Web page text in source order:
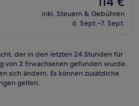
Preis
beträgt
inkl. Steuern & Gebühren
6. Sept.–7. Sept.
der in den letzten 24 Stunden für
von 2 Erwachsenen gefunden wurde.
sich ändern. Es können zusätzliche
gelten.